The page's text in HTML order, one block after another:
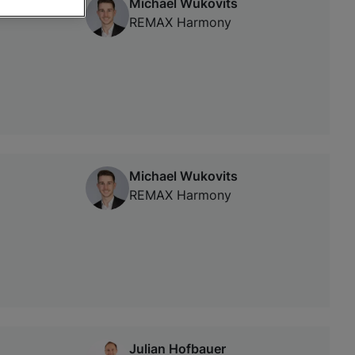
REMAX Harmony
Michael Wukovits
REMAX Harmony
Julian Hofbauer
der